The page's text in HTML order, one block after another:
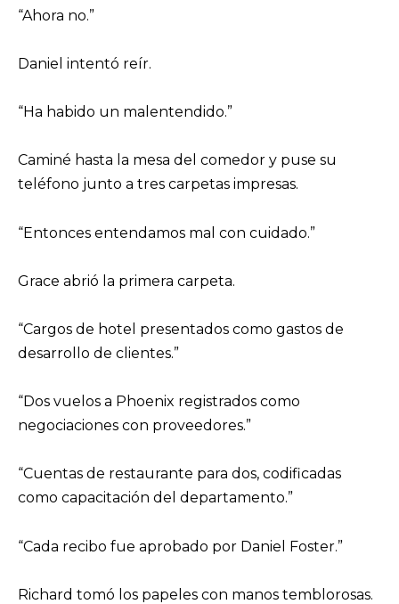
“Ahora no.”
Daniel intentó reír.
“Ha habido un malentendido.”
Caminé hasta la mesa del comedor y puse su
teléfono junto a tres carpetas impresas.
“Entonces entendamos mal con cuidado.”
Grace abrió la primera carpeta.
“Cargos de hotel presentados como gastos de
desarrollo de clientes.”
“Dos vuelos a Phoenix registrados como
negociaciones con proveedores.”
“Cuentas de restaurante para dos, codificadas
como capacitación del departamento.”
“Cada recibo fue aprobado por Daniel Foster.”
Richard tomó los papeles con manos temblorosas.